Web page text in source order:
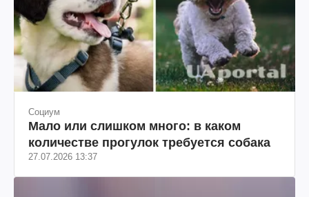
Социум
Мало или слишком много: в каком
количестве прогулок требуется собака
27.07.2026 13:37